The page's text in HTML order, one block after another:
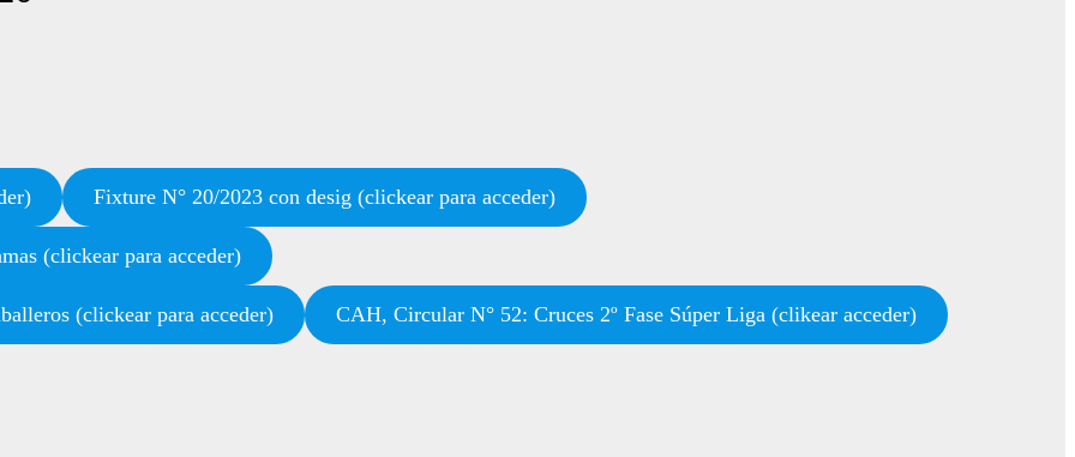
Fixture N° 20/2023 con desig (clickear para acceder)
(clickear para acceder)
(clickear para acceder) CAH, Circular N° 52: Cruces 2º Fase Súper Liga (clikear acceder)